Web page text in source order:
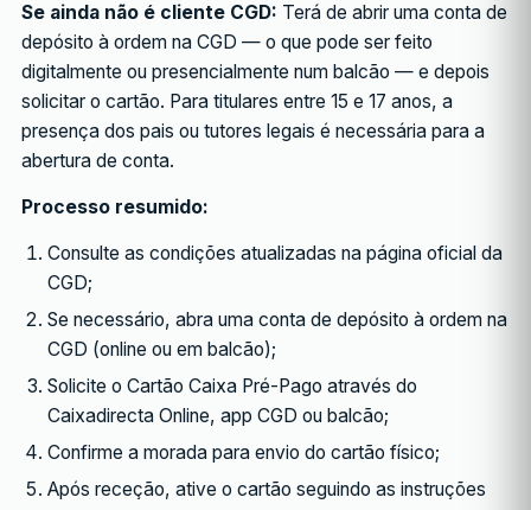
Se ainda não é cliente CGD: Terá de abrir uma conta de
depósito à ordem na CGD — o que pode ser feito
digitalmente ou presencialmente num balcão — e depois
solicitar o cartão. Para titulares entre 15 e 17 anos, a
presença dos pais ou tutores legais é necessária para a
abertura de conta.
Processo resumido:
Consulte as condições atualizadas na página oficial da
CGD;
Se necessário, abra uma conta de depósito à ordem na
CGD (online ou em balcão);
Solicite o Cartão Caixa Pré-Pago através do
Caixadirecta Online, app CGD ou balcão;
Confirme a morada para envio do cartão físico;
Após receção, ative o cartão seguindo as instruções